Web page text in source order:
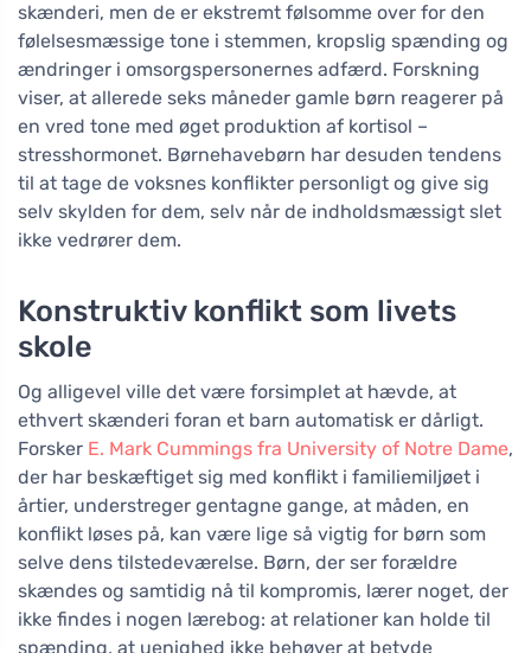
skænderi, men de er ekstremt følsomme over for den
følelsesmæssige tone i stemmen, kropslig spænding og
ændringer i omsorgspersonernes adfærd. Forskning
viser, at allerede seks måneder gamle børn reagerer på
en vred tone med øget produktion af kortisol –
stresshormonet. Børnehavebørn har desuden tendens
til at tage de voksnes konflikter personligt og give sig
selv skylden for dem, selv når de indholdsmæssigt slet
ikke vedrører dem.
Konstruktiv konflikt som livets
skole
Og alligevel ville det være forsimplet at hævde, at
ethvert skænderi foran et barn automatisk er dårligt.
Forsker E. Mark Cummings fra University of Notre Dame,
der har beskæftiget sig med konflikt i familiemiljøet i
årtier, understreger gentagne gange, at måden, en
konflikt løses på, kan være lige så vigtig for børn som
selve dens tilstedeværelse. Børn, der ser forældre
skændes og samtidig nå til kompromis, lærer noget, der
ikke findes i nogen lærebog: at relationer kan holde til
spænding, at uenighed ikke behøver at betyde